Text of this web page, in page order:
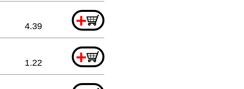
+
4.39
+
1.22